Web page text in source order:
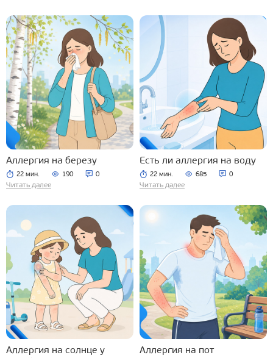
Аллергия на березу
22 мин. 190 0
Читать далее
Есть ли аллергия на воду
22 мин. 685 0
Читать далее
Аллергия на солнце у
Аллергия на пот